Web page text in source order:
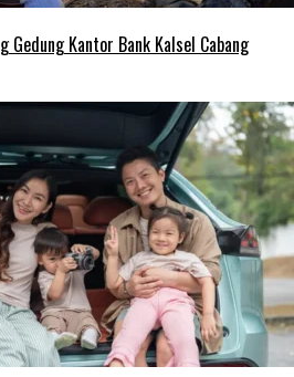
Gedung Kantor Bank Kalsel Cabang